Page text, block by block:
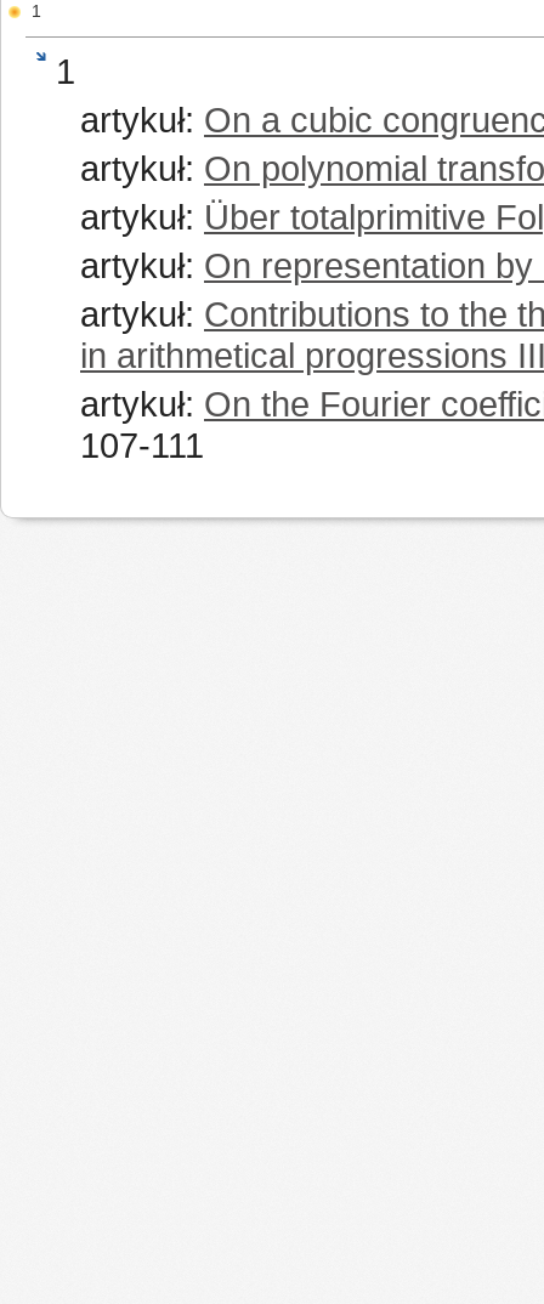
1
1
artykuł: On a cubic
artykuł: On polynomial
artykuł: Über totalprimitive
artykuł: On representation
artykuł: Contributions to the
in arithmetical progressions
artykuł: On the Fourier
107-111